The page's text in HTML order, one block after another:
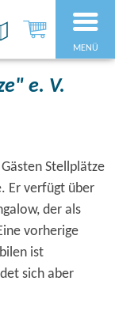
MENÜ
e. V.
Stellplätze
Er verfügt über
der als
vorherige
ist
sich aber